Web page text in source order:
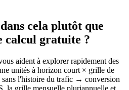
cela plutôt que
calcul gratuite ?
aident à explorer rapidement des
unités à horizon court × grille de
sans l'histoire du trafic → conversion
, la grille mensuelle pluriannuelle et